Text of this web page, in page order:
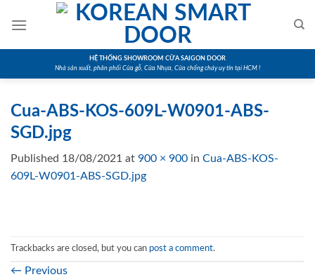
HỆ THỐNG SHOWROOM CỬA SAIGON DOOR
Nhà sản xuất, phân phối Cửa gỗ, Cửa Nhựa, Cửa chống cháy uy tín tại HCM !
Cua-ABS-KOS-609L-W0901-ABS-
SGD.jpg
Published 18/08/2021 at 900 × 900 in Cua-ABS-KOS-
609L-W0901-ABS-SGD.jpg
Trackbacks are closed, but you can post a comment.
← Previous